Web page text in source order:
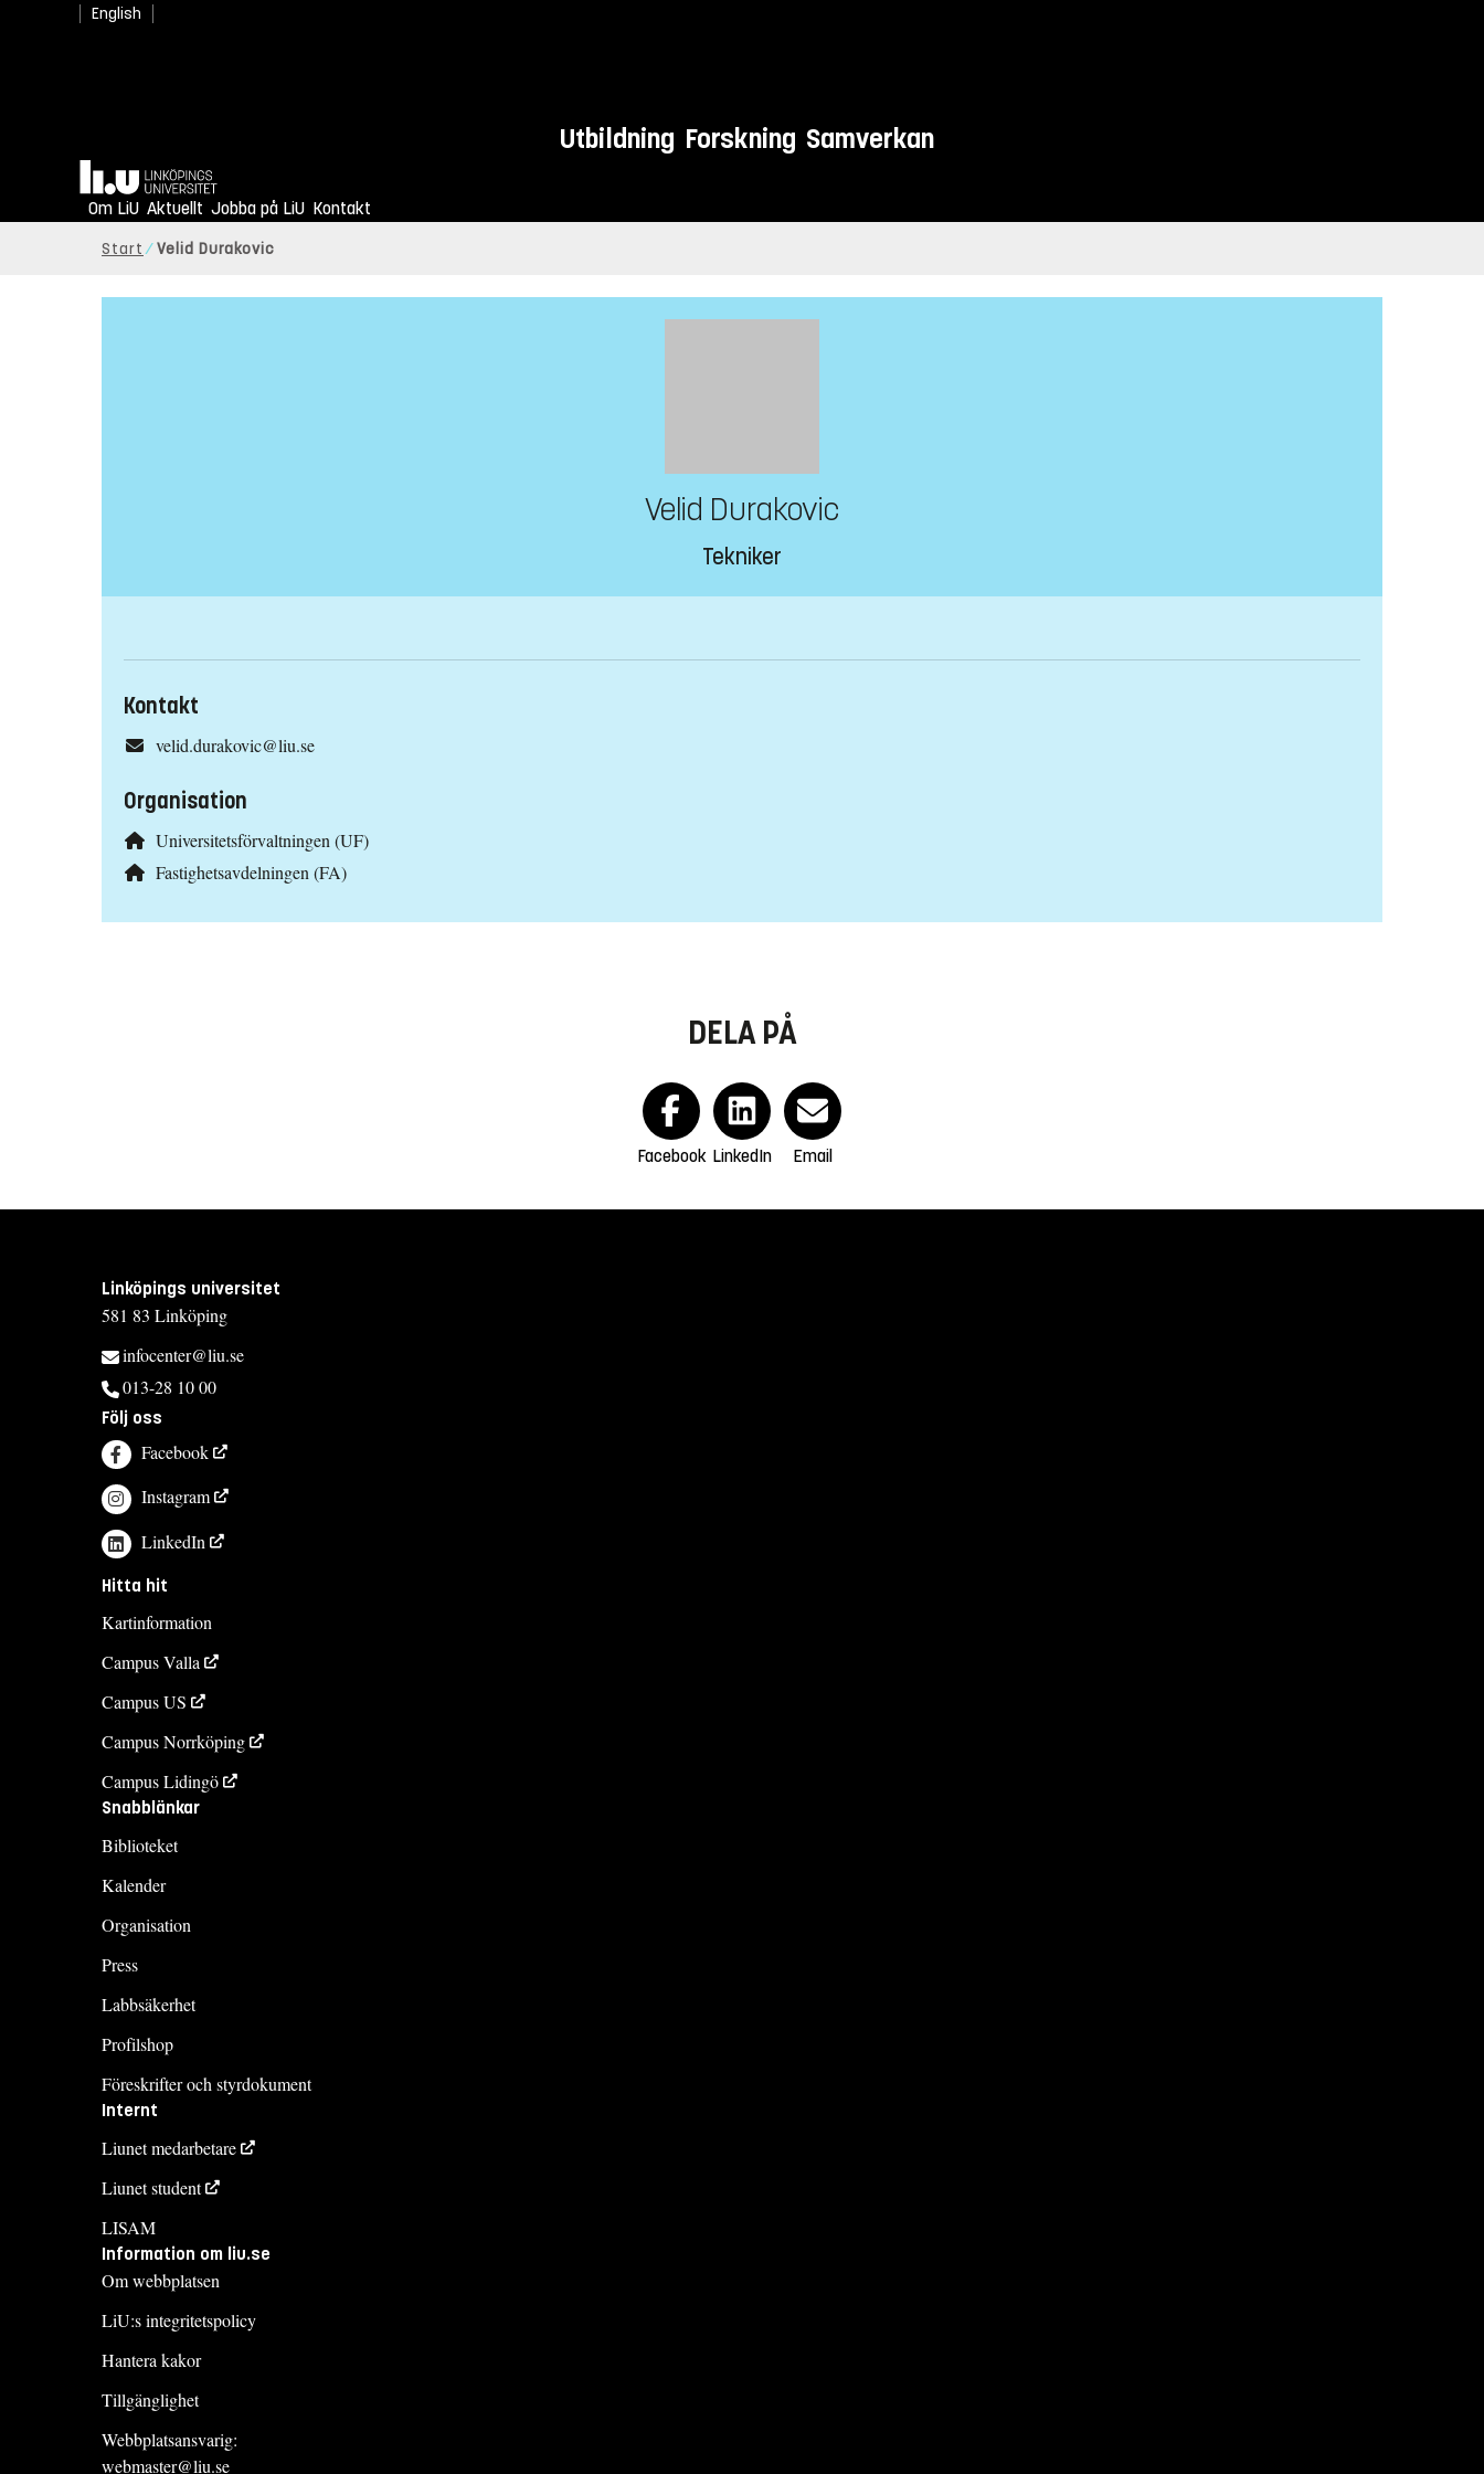
English
Utbildning Forskning Samverkan
Hem
Om LiU Aktuellt Jobba på LiU Kontakt
Start Velid Durakovic
Velid Durakovic
Tekniker
Kontakt
velid.durakovic@liu.se
Organisation
Universitetsförvaltningen (UF)
Fastighetsavdelningen (FA)
DELA PÅ
Facebook LinkedIn Email
Linköpings universitet
581 83 Linköping
infocenter@liu.se
013-28 10 00
Följ oss
Facebook
Instagram
LinkedIn
Hitta hit
Kartinformation
Campus Valla
Campus US
Campus Norrköping
Campus Lidingö
Snabblänkar
Biblioteket
Kalender
Organisation
Press
Labbsäkerhet
Profilshop
Föreskrifter och styrdokument
Internt
Liunet medarbetare
Liunet student
LISAM
Information om liu.se
Om webbplatsen
LiU:s integritetspolicy
Hantera kakor
Tillgänglighet
Webbplatsansvarig:
webmaster@liu.se